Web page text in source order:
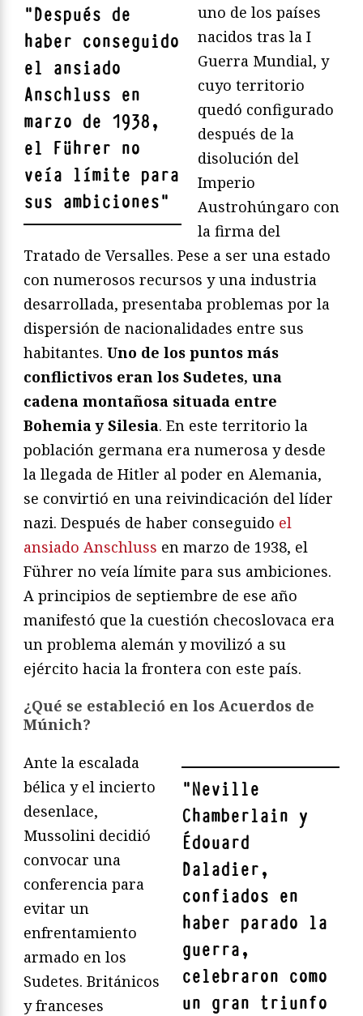
"Después de
haber conseguido
el ansiado
Anschluss en
marzo de 1938,
el Führer no
veía límite para
sus ambiciones"
uno de los países
nacidos tras la I
Guerra Mundial, y
cuyo territorio
quedó configurado
después de la
disolución del
Imperio
Austrohúngaro con
la firma del
Tratado de Versalles. Pese a ser una estado
con numerosos recursos y una industria
desarrollada, presentaba problemas por la
dispersión de nacionalidades entre sus
habitantes. Uno de los puntos más
conflictivos eran los Sudetes, una
cadena montañosa situada entre
Bohemia y Silesia. En este territorio la
población germana era numerosa y desde
la llegada de Hitler al poder en Alemania,
se convirtió en una reivindicación del líder
nazi. Después de haber conseguido el
ansiado Anschluss en marzo de 1938, el
Führer no veía límite para sus ambiciones.
A principios de septiembre de ese año
manifestó que la cuestión checoslovaca era
un problema alemán y movilizó a su
ejército hacia la frontera con este país.
¿Qué se estableció en los Acuerdos de
Múnich?
"Neville
Chamberlain y
Édouard
Daladier,
confiados en
haber parado la
guerra,
celebraron como
un gran triunfo
Ante la escalada
bélica y el incierto
desenlace,
Mussolini decidió
convocar una
conferencia para
evitar un
enfrentamiento
armado en los
Sudetes. Británicos
y franceses